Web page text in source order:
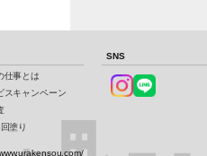
仕事とは
スキャンペーン
塗り
SNS